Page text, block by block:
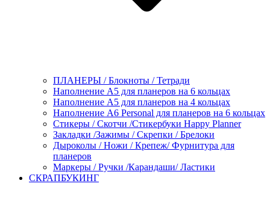
ПЛАНЕРЫ / Блокноты / Тетради
Наполнение А5 для планеров на 6 кольцах
Наполнение А5 для планеров на 4 кольцах
Наполнение А6 Personal для планеров на 6 кольцах
Стикеры / Скотчи /Стикербуки Happy Planner
Закладки /Зажимы / Скрепки / Брелоки
Дыроколы / Ножи / Крепеж/ Фурнитура для
планеров
Маркеры / Ручки /Карандаши/ Ластики
СКРАПБУКИНГ